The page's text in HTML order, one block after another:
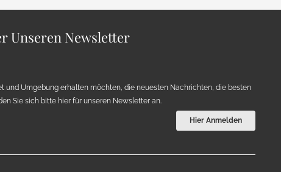
Unseren Newsletter
und Umgebung erhalten möchten, die neuesten Nachrichten, die besten
Sie sich bitte hier für unseren Newsletter an.
Hier Anmelden